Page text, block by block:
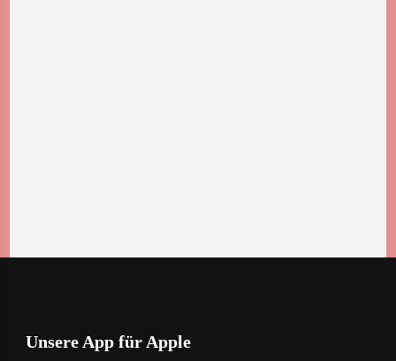
Unsere App für Apple